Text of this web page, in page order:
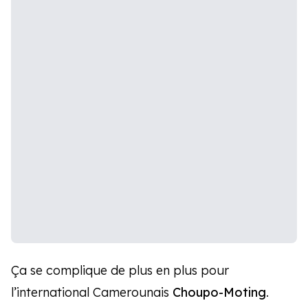
Ça se complique de plus en plus pour
l’international Camerounais Choupo-Moting.